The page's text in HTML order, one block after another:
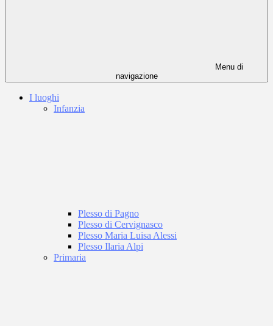
Menu di
navigazione
I luoghi
Infanzia
Plesso di Pagno
Plesso di Cervignasco
Plesso Maria Luisa Alessi
Plesso Ilaria Alpi
Primaria